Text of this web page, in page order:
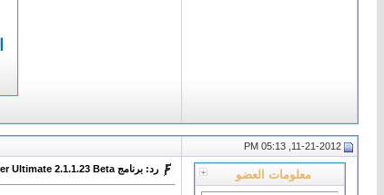
معلومات العضو رد: برنامج VSO DVD Converter Ultimate 2.1.1.23 Beta لتحويل ملفات فيديو DVD